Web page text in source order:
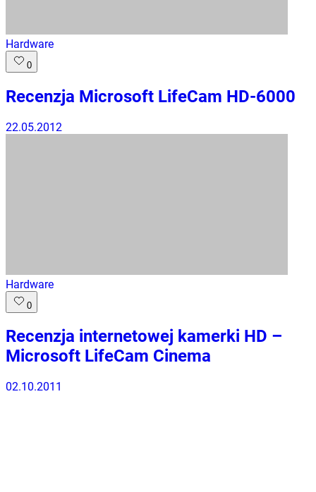
Hardware
0
Recenzja Microsoft LifeCam HD-6000
22.05.2012
Hardware
0
Recenzja internetowej kamerki HD –
Microsoft LifeCam Cinema
02.10.2011